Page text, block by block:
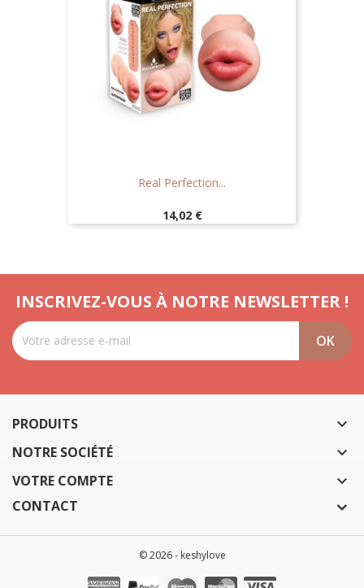
Real Perfection...
Prix
14,02 €
INSCRIVEZ-VOUS À NOTRE NEWSLETTER !
PRODUITS 
NOTRE SOCIÉTÉ 
VOTRE COMPTE 
CONTACT
© 2026 - keshylove